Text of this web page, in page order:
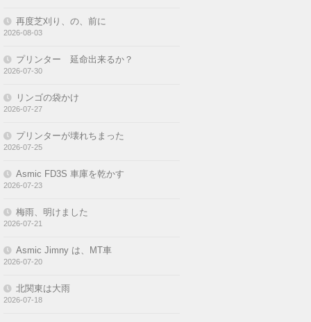
再度芝刈り、の、前に
2026-08-03
プリンター 延命出来るか？
2026-07-30
リンゴの袋かけ
2026-07-27
プリンターが壊れちまった
2026-07-25
Asmic FD3S 車庫を乾かす
2026-07-23
梅雨、明けました
2026-07-21
Asmic Jimny は、MT車
2026-07-20
北関東は大雨
2026-07-18